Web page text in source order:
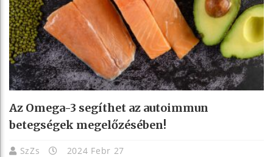
Az Omega-3 segíthet az autoimmun
betegségek megelőzésében!
SzZs 2024 Febr 27